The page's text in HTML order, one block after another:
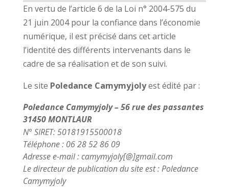
En vertu de l’article 6 de la Loi n° 2004-575 du
21 juin 2004 pour la confiance dans l’économie
numérique, il est précisé dans cet article
l’identité des différents intervenants dans le
cadre de sa réalisation et de son suivi.
Le site Poledance Camymyjolyest édité par :
Poledance Camymyjoly – 56 rue des passantes
31450 MONTLAUR
N° SIRET: 50181915500018
Téléphone : 06 28 52 86 09
Adresse e-mail : camymyjoly[@]gmail.com
Le directeur de publication du site est : Poledance
Camymyjoly